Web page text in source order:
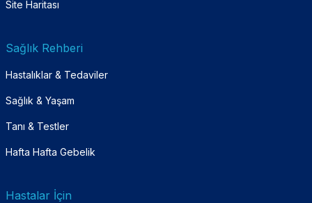
Site Haritası
Sağlık Rehberi
Hastalıklar & Tedaviler
Sağlık & Yaşam
Tanı & Testler
Hafta Hafta Gebelik
Hastalar İçin